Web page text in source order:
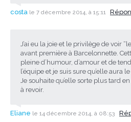
costa le 7 décembre 2014, à 15:11
J’ai eu la joie et le privilège de voir
avant première à Barcelonnette.
pleine d’humour, d’amour et de
l’équipe et je suis sure qu’elle aura
Je souhaite qu’elle sorte plus tard
à revoir.
Eliane le 14 décembre 2014, à 08:53